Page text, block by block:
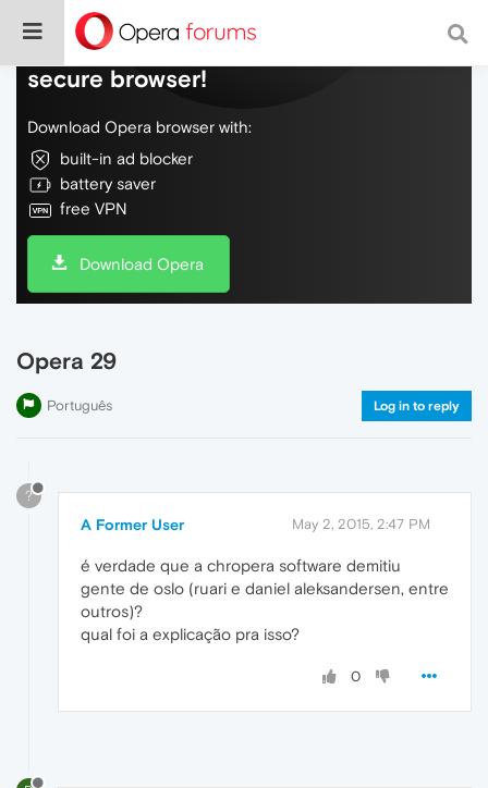
Do more on the web, with a fast and
secure browser!
Download Opera browser with:
built-in ad blocker
battery saver
free VPN
Download Opera
Opera 29
Português Log in to reply
?
A Former User May 2, 2015, 2:47 PM
é verdade que a chropera software demitiu
gente de oslo (ruari e daniel aleksandersen, entre
outros)?
qual foi a explicação pra isso?
0